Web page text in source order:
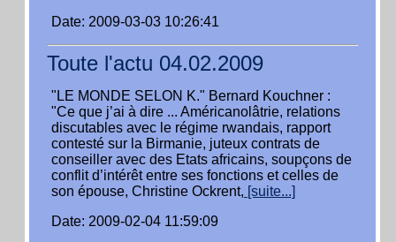
Date: 2009-03-03 10:26:41
Toute l'actu 04.02.2009
"LE MONDE SELON K." Bernard Kouchner :
"Ce que j’ai à dire ... Américanolâtrie, relations
discutables avec le régime rwandais, rapport
contesté sur la Birmanie, juteux contrats de
conseiller avec des Etats africains, soupçons de
conflit d’intérêt entre ses fonctions et celles de
son épouse, Christine Ockrent, [suite...]
Date: 2009-02-04 11:59:09